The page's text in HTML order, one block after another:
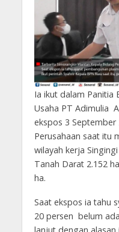
Ia ikut dalam Panitia
Usaha PT Adimulia
ekspos 3 September
Perusahaan saat itu
wilayah kerja
Tanah Darat 2.152
ha.
Saat ekspos ia tahu
20 persen belum